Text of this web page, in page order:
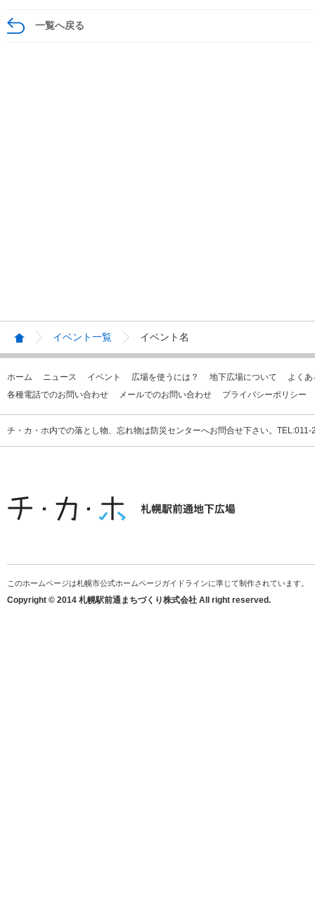
一覧へ戻る
イベント一覧 イベント名
ホーム ニュース イベント 広場を使うには？ 地下広場について
よく
各種電話でのお問い合わせ
メールでのお問い合わせ プライバシーポリシー
チ・カ・ホ内での落とし物、忘れ物は防災センターへお問合せ下さい。
このホームページは札幌市公式ホームページガイドラインに準じて制作されています。
Copyright © 2014 札幌駅前通まちづくり株式会社 All right reserved.